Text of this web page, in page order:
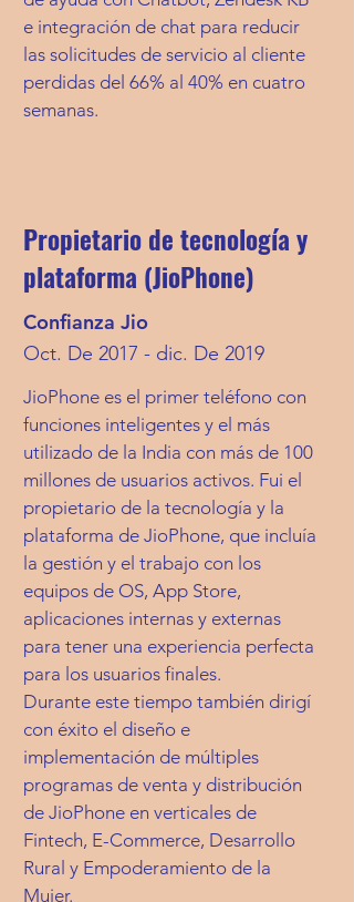
e integración de chat para reducir
las solicitudes de servicio al cliente
perdidas del 66% al 40% en cuatro
semanas.
Propietario de tecnología y
plataforma (JioPhone)
Confianza Jio
Oct. De 2017 - dic. De 2019
JioPhone es el primer teléfono con
funciones inteligentes y el más
utilizado de la India con más de 100
millones de usuarios activos. Fui el
propietario de la tecnología y la
plataforma de JioPhone, que incluía
la gestión y el trabajo con los
equipos de OS, App Store,
aplicaciones internas y externas
para tener una experiencia perfecta
para los usuarios finales.
Durante este tiempo también dirigí
con éxito el diseño e
implementación de múltiples
programas de venta y distribución
de JioPhone en verticales de
Fintech, E-Commerce, Desarrollo
Rural y Empoderamiento de la
Mujer.